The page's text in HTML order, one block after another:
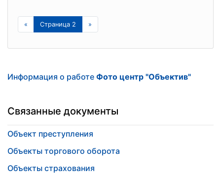
« Страница 2 »
Информация о работе Фото центр "Объектив"
Связанные документы
Объект преступления
Объекты торгового оборота
Объекты страхования